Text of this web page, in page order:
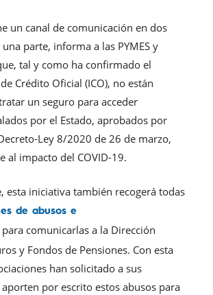
un canal de comunicación en dos
parte, informa a las PYMES y
tal y como ha confirmado el
Crédito Oficial (ICO), no están
un seguro para acceder
por el Estado, aprobados por
Ley 8/2020 de 26 de marzo,
al impacto del COVID-19.
esta iniciativa también recogerá todas
de abusos e
comunicarlas a la Dirección
y Fondos de Pensiones. Con esta
han solicitado a sus
por escrito estos abusos para